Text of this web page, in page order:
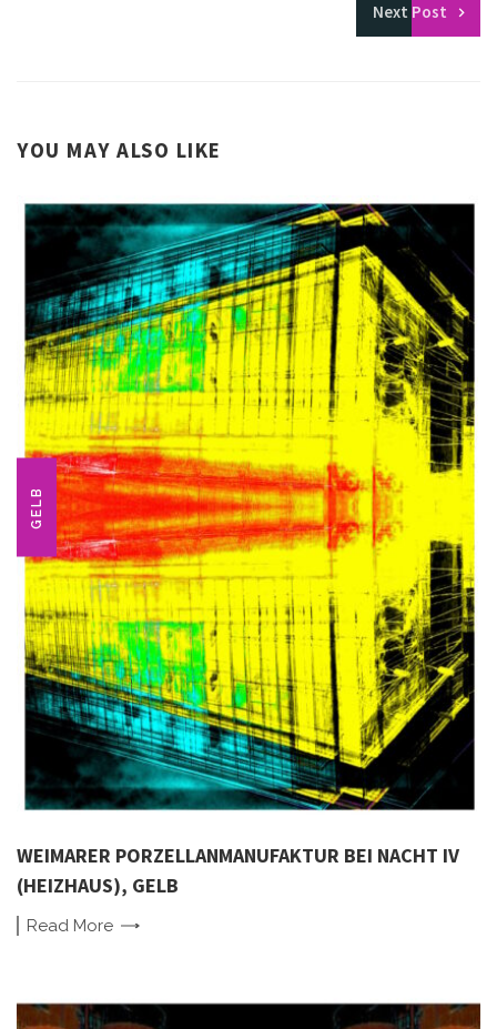
Next Post
YOU MAY ALSO LIKE
GELB
WEIMARER PORZELLANMANUFAKTUR BEI NACHT IV
(HEIZHAUS), GELB
Read More